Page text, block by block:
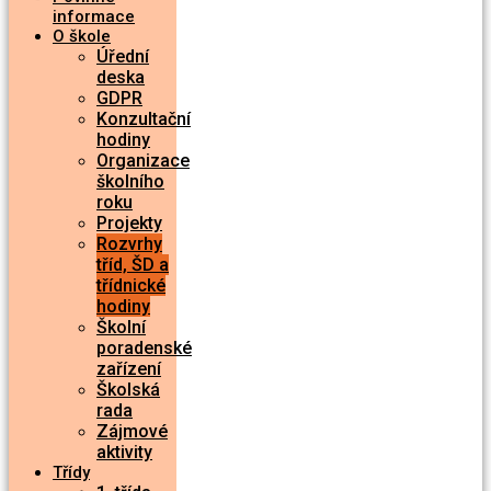
informace
O škole
Úřední
deska
GDPR
Konzultační
hodiny
Organizace
školního
roku
Projekty
Rozvrhy
tříd, ŠD a
třídnické
hodiny
Školní
poradenské
zařízení
Školská
rada
Zájmové
aktivity
Třídy